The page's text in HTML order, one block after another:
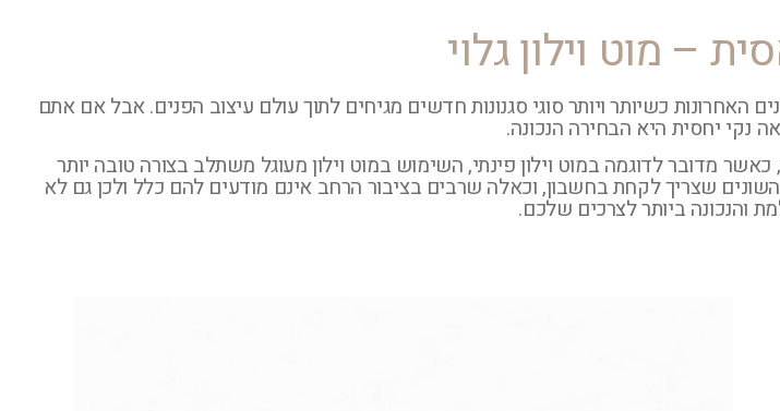
– מוט וילון גלוי
כשיותר ויותר סוגי סגנונות חדשים מגיחים לתוך עולם עיצוב הפנים. אבל אם אתם
נקי יחסית היא הבחירה הנכונה.
מדובר לדוגמה במוט וילון פינתי, השימוש במוט וילון מעוגל משתלב בצורה טובה יותר
שצריך לקחת בחשבון, וכאלה שרבים בציבור הרחב אינם מודעים להם כלל ולכן גם לא
והנכונה ביותר לצרכים שלכם.